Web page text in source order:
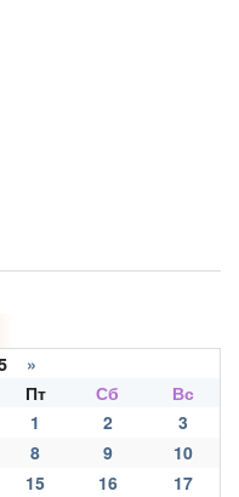
»
Пт Сб
Вс
1
2
3
8 9
10
15 16
17